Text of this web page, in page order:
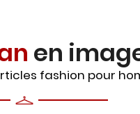
en
fashion pour